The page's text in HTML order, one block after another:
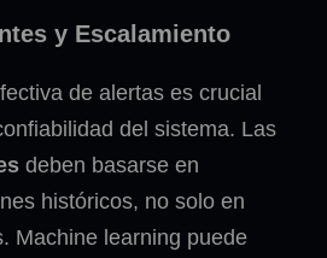
y Escalamiento
de alertas es crucial
del sistema. Las
deben basarse en
históricos, no solo en
Machine learning puede